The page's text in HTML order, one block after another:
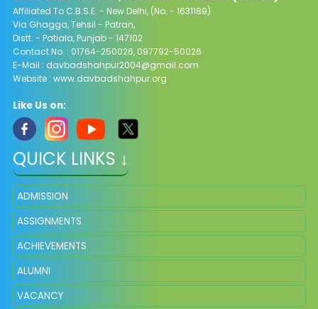
Affiliated To C.B.S.E. - New Delhi, (No. - 1631189)
Via Ghagga, Tehsil - Patran,
Distt. - Patiala, Punjab - 147102
Contact No. : 01764-250026, 097792-50026
E-Mail : davbadshahpur2004@gmail.com
Website : www.davbadshahpur.org
Like Us on:
QUICK LINKS ↓
ADMISSION
ASSIGNMENTS
ACHIEVEMENTS
ALUMNI
VACANCY